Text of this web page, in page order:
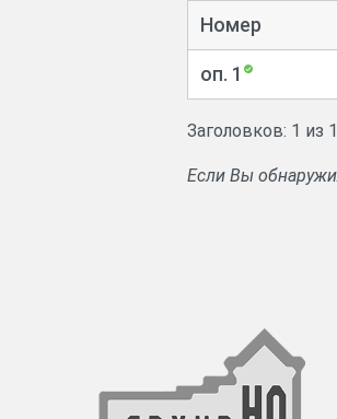
Номер
оп. 1
Заголовков: 1 из 1
Если Вы